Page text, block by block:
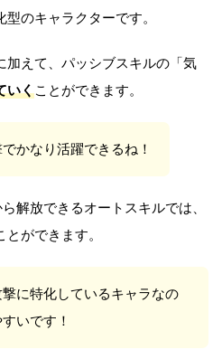
型のキャラクターです。
加えて、パッシブスキルの「気
いくことができます。
かなり活躍できるね！
解放できるオートスキルでは、
とができます。
に特化しているキャラなの
いです！